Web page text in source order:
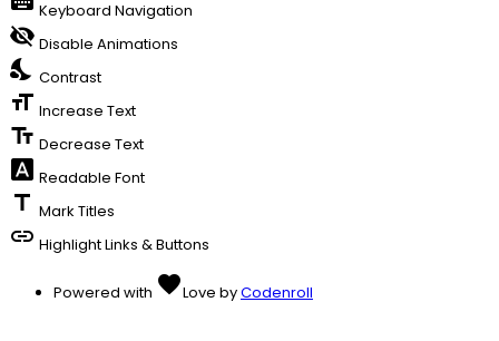
Keyboard Navigation
visibility_off Disable Animations
nights_stay Contrast
format_size Increase Text
text_fields Decrease Text
font_download Readable Font
title Mark Titles
link Highlight Links & Buttons
Powered with favoriteLove byCodenroll